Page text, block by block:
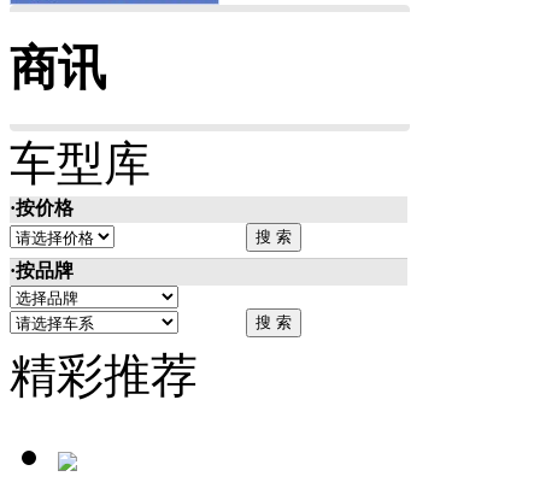
商讯
车型库
·按价格
·按品牌
精彩推荐